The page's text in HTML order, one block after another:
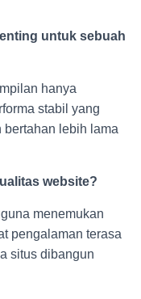
untuk sebuah
hanya
stabil yang
bertahan lebih lama
website?
menemukan
pengalaman terasa
situs dibangun